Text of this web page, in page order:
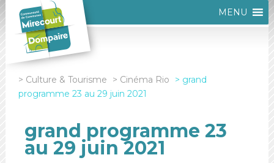
MENU
Culture & Tourisme Cinéma Rio
grand
programme 23 au 29 juin 2021
grand programme 23
au 29 juin 2021